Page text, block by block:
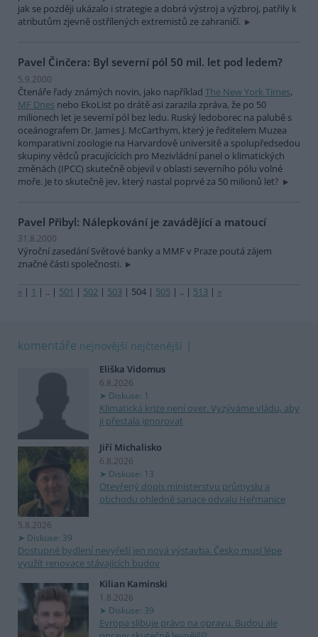
jak se později ukázalo i strategie a dobrá výstroj a výzbroj, patřily k
atributům zjevně ostřílených extremistů ze zahraničí.
Pavel Činčera: Byl severní pól 50 mil. let pod ledem?
5.9.2000
Čtenáře řady známých novin, jako například The New York Times,
MF Dnes nebo EkoList po drátě asi zarazila zpráva, že po 50
milionech let je severní pól bez ledu. Ruský ledoborec na palubě s
oceánografem Dr. James J. McCarthym, který je ředitelem Muzea
komparativní zoologie na Harvardově universitě a spolupředsedou
skupiny vědců pracujícících pro Mezivládní panel o klimatických
změnách (IPCC) skutečně objevil v oblasti severního pólu volné
moře. Je to skutečně jev, který nastal poprvé za 50 milionů let?
Pavel Přibyl: Nálepkování je zavádějící a matoucí
31.8.2000
Výroční zasedání Světové banky a MMF v Praze poutá zájem
značné části společnosti.
« | 1 | .. | 501 | 502 | 503 | 504 | 505 | .. | 513 | »
komentáře nejnovější nejčtenější
Eliška Vidomus
6.8.2026
Diskuse: 1
Klimatická krize není over. Vyzýváme vládu, aby
ji přestala ignorovat
Jiří Michalisko
6.8.2026
Diskuse: 13
Otevřený dopis ministerstvu průmyslu a
obchodu ohledně sanace odvalu Heřmanice
5.8.2026
Diskuse: 39
Dostupné bydlení nevyřeší jen nová výstavba. Česko musí lépe
využít renovace stávajících budov
Kilian Kaminski
1.8.2026
Diskuse: 39
Evropa slibuje právo na opravu. Budou ale